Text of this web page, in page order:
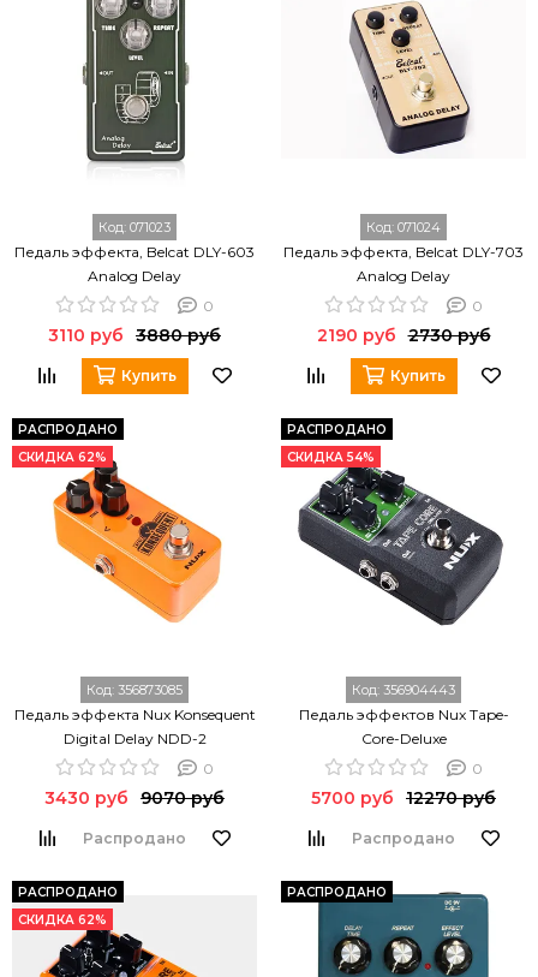
Код: 071023
Педаль эффекта, Belcat DLY-603
Analog Delay
0
3110 руб 3880 руб
Купить
Код: 071024
Педаль эффекта, Belcat DLY-703
Analog Delay
0
2190 руб 2730 руб
Купить
РАСПРОДАНО
СКИДКА 62%
Код: 356873085
Педаль эффекта Nux Konsequent
Digital Delay NDD-2
0
3430 руб 9070 руб
Распродано
РАСПРОДАНО
СКИДКА 54%
Код: 356904443
Педаль эффектов Nux Tape-
Core-Deluxe
0
5700 руб 12270 руб
Распродано
РАСПРОДАНО
СКИДКА 62%
РАСПРОДАНО